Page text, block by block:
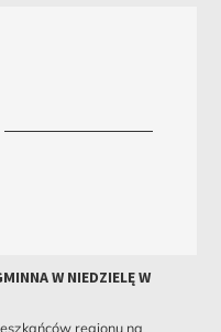
W NIEDZIELĘ W
regionu na